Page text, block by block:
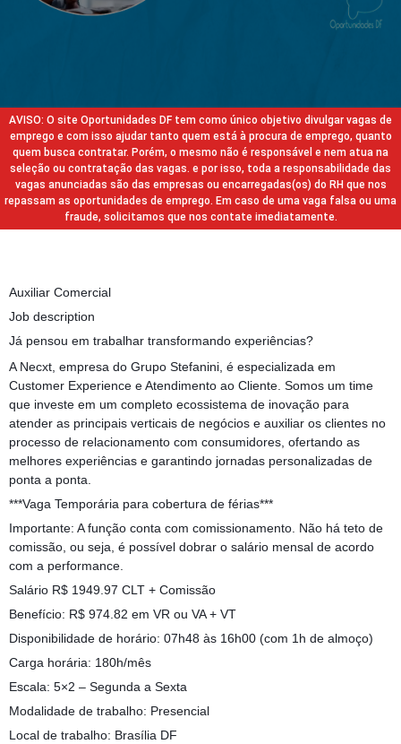
AVISO: O site Oportunidades DF tem como único objetivo divulgar vagas de
emprego e com isso ajudar tanto quem está à procura de emprego, quanto
quem busca contratar. Porém, o mesmo não é responsável e nem atua na
seleção ou contratação das vagas. e por isso, toda a responsabilidade das
vagas anunciadas são das empresas ou encarregadas(os) do RH que nos
repassam as oportunidades de emprego. Em caso de uma vaga falsa ou uma
fraude, solicitamos que nos contate imediatamente.
Auxiliar Comercial
Job description
Já pensou em trabalhar transformando experiências?
A Necxt, empresa do Grupo Stefanini, é especializada em
Customer Experience e Atendimento ao Cliente. Somos um time
que investe em um completo ecossistema de inovação para
atender as principais verticais de negócios e auxiliar os clientes no
processo de relacionamento com consumidores, ofertando as
melhores experiências e garantindo jornadas personalizadas de
ponta a ponta.
***Vaga Temporária para cobertura de férias***
Importante: A função conta com comissionamento. Não há teto de
comissão, ou seja, é possível dobrar o salário mensal de acordo
com a performance.
Salário R$ 1949.97 CLT + Comissão
Benefício: R$ 974.82 em VR ou VA + VT
Disponibilidade de horário: 07h48 às 16h00 (com 1h de almoço)
Carga horária: 180h/mês
Escala: 5×2 – Segunda a Sexta
Modalidade de trabalho: Presencial
Local de trabalho: Brasília DF